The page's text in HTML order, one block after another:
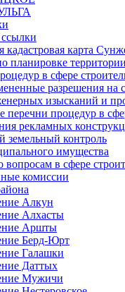
кадастровая карта
планировке территории
в сфере
разрешения на
изысканий и
процедур в
рекламных
контроль
имущества
вопросам в сфере
комиссии
Алкун
Алхасты
Аршты
Берд-Юрт
Галашки
Даттых
Мужичи